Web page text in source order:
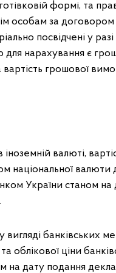
формі, та
особам за
посвідчені у
нарахування є
грошової
валюті,
національної
України станом на
банківських
облікової ціни
на дату подання